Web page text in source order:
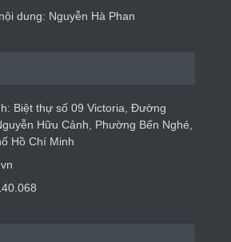
dung: Nguyễn Hà Phan
Biệt thự số 09 Victoria, Đường
Hữu Cảnh, Phường Bến Nghé,
Hồ Chí Minh